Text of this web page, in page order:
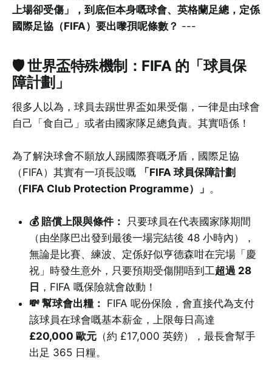
上場卻受傷」，到底佢本身嘅球會、英格蘭足總，定係
國際足協（FIFA）要出嚟孭呢條數？ ---
🛡️ 世界盃特殊機制：FIFA 的「球員保
障計劃」
很多人以為，球員去踢世界盃如果受傷，一律是由球會
自己「食自己」或者由國家隊足總負責。其實唔係！
為了解決球會不願放人踢國際賽嘅矛盾，國際足協
（FIFA）其實有一項長設嘅
「FIFA 球員保障計劃
（FIFA Club Protection Programme）」 。
💰 賠償上限與條件：
只要球員在代表國家隊期間
（由坐隊巴出發到最後一場完結後 48 小時內），
無論是比賽、練波、定係好似亨德森咁在完場「慶
祝」時發生意外，只要預期受傷開唔到工超過 28
日 ，FIFA 嘅保險就會啟動！
💸 幫球會出糧： FIFA 呢份保險，會直接代為支付
該球員在球會嘅基本薪金，上限每日高達
£20,000 歐元 （約 £17,000 英鎊），最長會幫手
出足 365 日糧。